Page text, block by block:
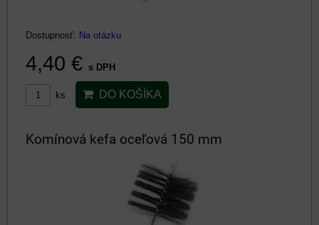
Dostupnosť: Na otázku
4,40 € s DPH
ks DO KOŠÍKA
Komínová kefa oceľová 150 mm